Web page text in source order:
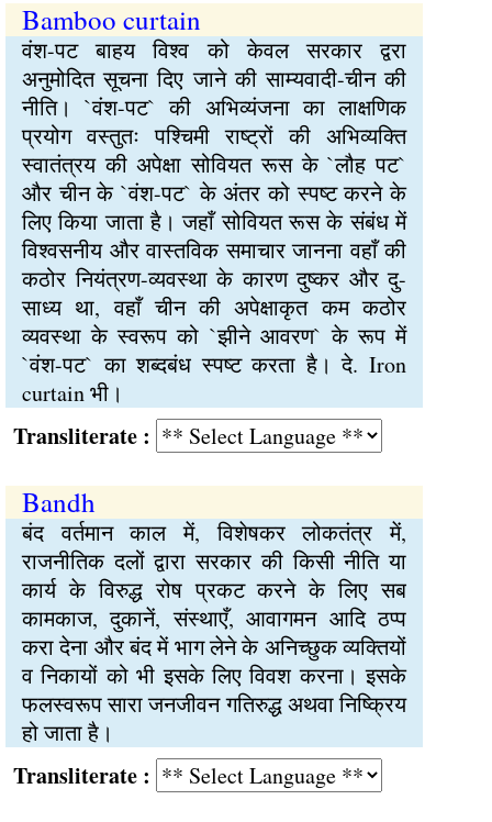
Bamboo curtain
वंश-पट बाहय विश्व को केवल सरकार द्वरा
अनुमोदित सूचना दिए जाने की साम्यवादी-चीन की
नीति। `वंश-पट` की अभिव्यंजना का लाक्षणिक
प्रयोग वस्तुतः पश्चिमी राष्ट्रों की अभिव्यक्ति
स्वातंत्रय की अपेक्षा सोवियत रूस के `लौह पट`
और चीन के `वंश-पट` के अंतर को स्पष्ट करने के
लिए किया जाता है। जहाँ सोवियत रूस के संबंध में
विश्वसनीय और वास्तविक समाचार जानना वहाँ की
कठोर नियंत्रण-व्यवस्था के कारण दुष्कर और दु-
साध्य था, वहाँ चीन की अपेक्षाकृत कम कठोर
व्यवस्था के स्वरूप को `झीने आवरण` के रूप में
`वंश-पट` का शब्दबंध स्पष्ट करता है। दे. Iron
curtain भी।
:
Bandh
बंद वर्तमान काल में, विशेषकर लोकतंत्र में,
राजनीतिक दलों द्वारा सरकार की किसी नीति या
कार्य के विरुद्ध रोष प्रकट करने के लिए सब
कामकाज, दुकानें, संस्थाएँ, आवागमन आदि ठप्प
करा देना और बंद में भाग लेने के अनिच्छुक व्यक्तियों
व निकायों को भी इसके लिए विवश करना। इसके
फलस्वरूप सारा जनजीवन गतिरुद्ध अथवा निष्क्रिय
हो जाता है।
: